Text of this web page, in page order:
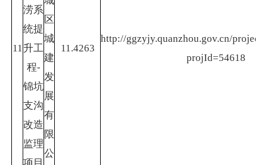
11
涝系
统提
升工
程-
锦坑
支沟
改造
监理
区
城
建
发
展
有
限
公
11.4263
http://ggzyjy.quanzhou.gov.cn/
projId=54618